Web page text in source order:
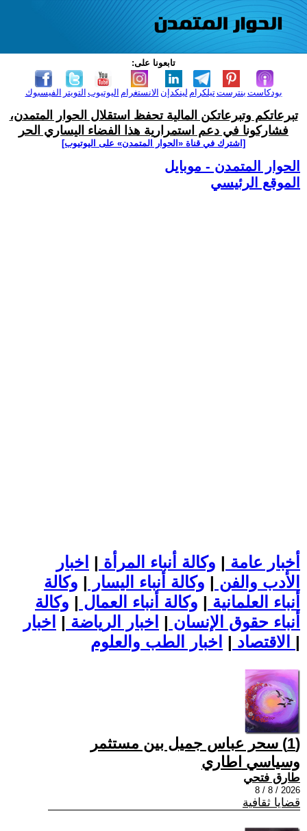
تابعونا على:
الفيسبوك التويتر اليوتيوب الانستغرام لينكدإن تيلكرامبنترست بودكاست
تبرعاتكم وتبرعاتكن المالية تحفظ استقلال الحوار المتمدن،
فشاركونا في دعم استمرارية هذا الفضاء اليساري الحر
[اشترك في قناة ‫«الحوار المتمدن» على اليوتيوب]
الحوار المتمدن - موبايل
الموقع الرئيسي
أخبار عامة | وكالة أنباء المرأة | اخبار
الأدب والفن | وكالة أنباء اليسار | وكالة
أنباء العلمانية | وكالة أنباء العمال | وكالة
أنباء حقوق الإنسان | اخبار الرياضة | اخبار
الاقتصاد | |
(1) سحر عباس جميل بين مستثمر
وسياسي اطاري
طارق فتحي
2026 / 8 / 8
قضايا ثقافية